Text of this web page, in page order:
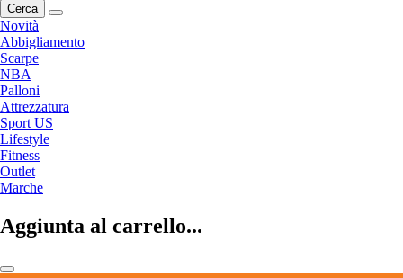
Cerca
Novità
Abbigliamento
Scarpe
NBA
Palloni
Attrezzatura
Sport US
Lifestyle
Fitness
Outlet
Marche
Aggiunta al carrello...